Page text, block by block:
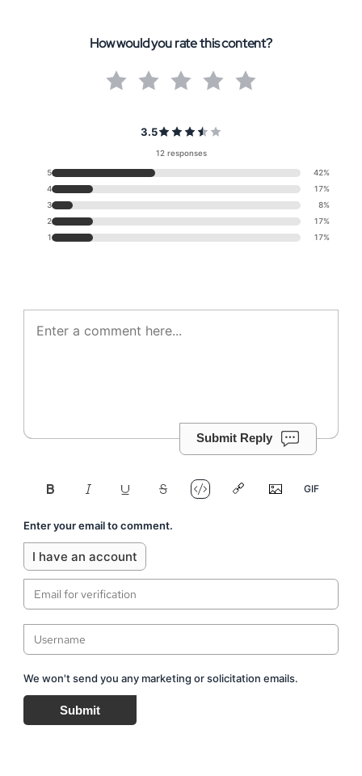
How would you rate this content?
3.5
12 responses
5
42%
4
17%
3
8%
2
17%
1
17%
Submit Reply
Enter your email to comment.
I have an account
We won't send you any marketing or solicitation emails.
Submit